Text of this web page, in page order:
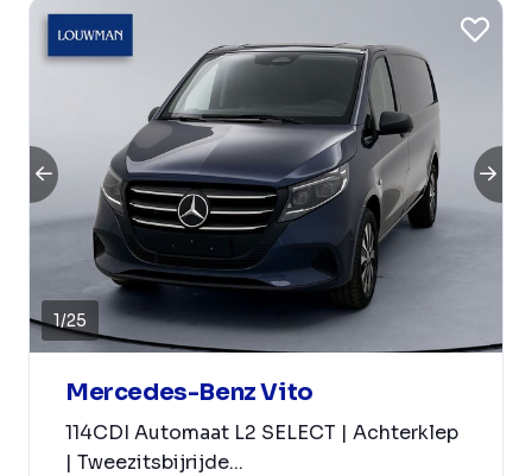
1/25
Mercedes-Benz Vito
114CDI Automaat L2 SELECT | Achterklep
| Tweezitsbijrijde...